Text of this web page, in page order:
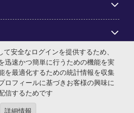
て安全なログインを提供するため、
迅速かつ簡単に行うための機能を実
を最適化するための統計情報を収集
ロフィールに基づきお客様の興味に
信するためです
詳細情報